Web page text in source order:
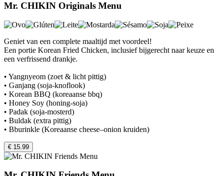
Mr. CHIKIN Originals Menu
Geniet van een complete maaltijd met voordeel!
Een portie Korean Fried Chicken, inclusief bijgerecht naar keuze en
een verfrissend drankje.
• Yangnyeom (zoet & licht pittig)
• Ganjang (soja-knoflook)
• Korean BBQ (koreaanse bbq)
• Honey Soy (honing-soja)
• Padak (soja-mosterd)
• Buldak (extra pittig)
• Bburinkle (Koreaanse cheese–onion kruiden)
€ 15.99